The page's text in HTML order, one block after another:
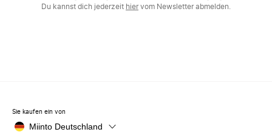
Du kannst dich jederzeit hiervom Newsletter abmelden.
Sie kaufen ein von
Miinto Deutschland